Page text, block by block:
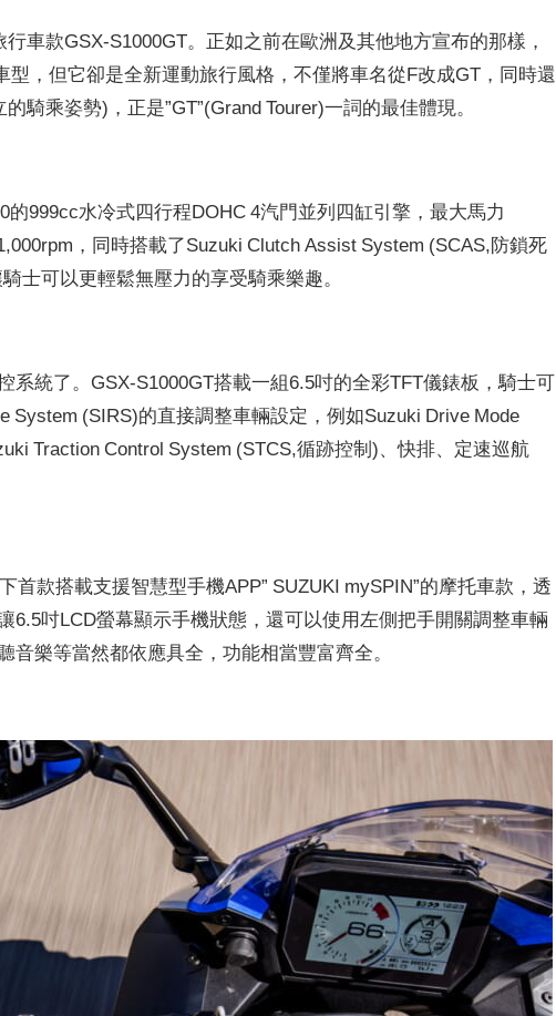
車款GSX-S1000GT。正如之前在歐洲及其他地方宣布的那樣，
型，但它卻是全新運動旅行風格，不僅將車名從F改成GT，同時還
騎乘姿勢)，正是”GT”(Grand Tourer)一詞的最佳體現。
的999cc水冷式四行程DOHC 4汽門並列四缸引擎，最大馬力
，同時搭載了Suzuki Clutch Assist System (SCAS,防鎖死
士可以更輕鬆無壓力的享受騎乘樂趣。
系統了。GSX-S1000GT搭載一組6.5吋的全彩TFT儀錶板，騎士可
System (SIRS)的直接調整車輛設定，例如Suzuki Drive Mode
Traction Control System (STCS,循跡控制)、快排、定速巡航
首款搭載支援智慧型手機APP” SUZUKI mySPIN”的摩托車款，透
6.5吋LCD螢幕顯示手機狀態，還可以使用左側把手開關調整車輛
音樂等當然都依應具全，功能相當豐富齊全。